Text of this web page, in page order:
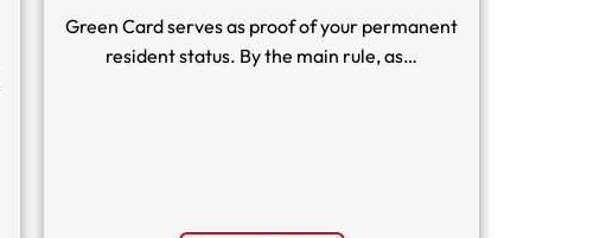
Green Card serves as proof of your permanent
resident status. By the main rule, as…